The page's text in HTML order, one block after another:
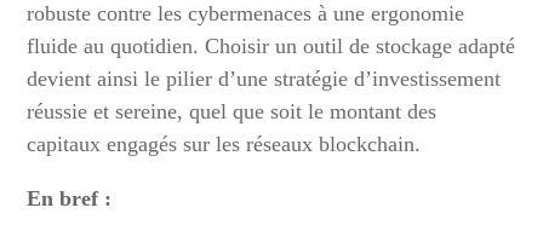
robuste contre les cybermenaces à une ergonomie
fluide au quotidien. Choisir un outil de stockage adapté
devient ainsi le pilier d’une stratégie d’investissement
réussie et sereine, quel que soit le montant des
capitaux engagés sur les réseaux blockchain.
En bref :